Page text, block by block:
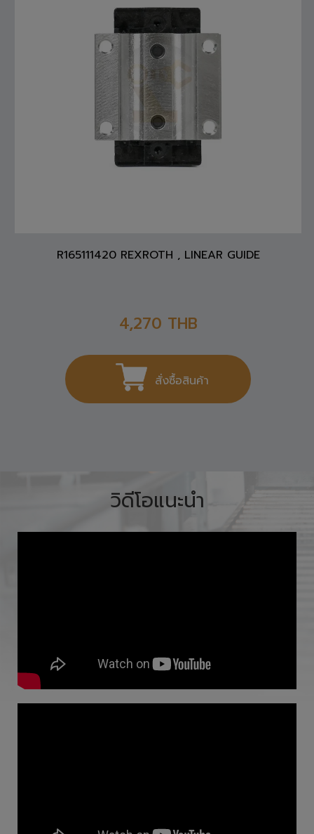
R165111420 REXROTH , LINEAR GUIDE
4,270 THB
สั่งซื้อสินค้า
วิดีโอแนะนำ